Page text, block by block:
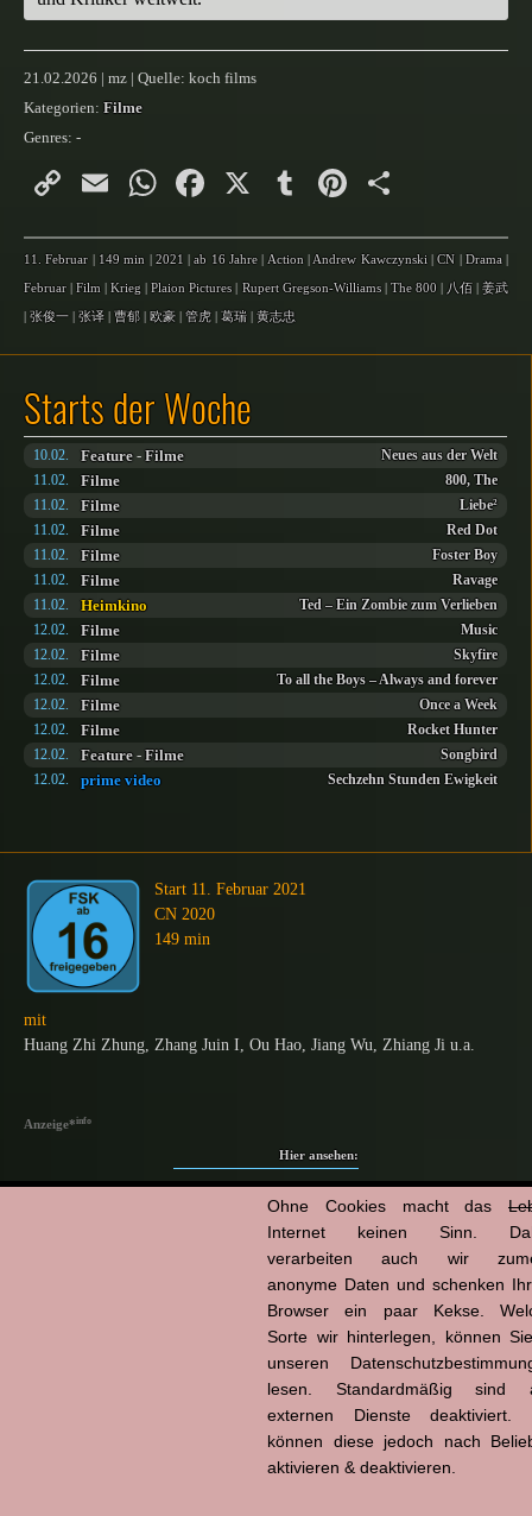
Starts der Woche
Neues aus der Welt
Feature - Filme
10.02.
800, The
Filme
11.02.
Liebe²
Filme
11.02.
Red Dot
Filme
11.02.
Foster Boy
Filme
11.02.
Ravage
Filme
11.02.
Ted – Ein Zombie zum Verlieben
Heimkino
11.02.
Music
Filme
12.02.
Skyfire
Filme
12.02.
To all the Boys – Always and forever
Filme
12.02.
Once a Week
Filme
12.02.
Rocket Hunter
Filme
12.02.
Songbird
Feature - Filme
12.02.
Sechzehn Stunden Ewigkeit
prime video
12.02.
21.02.2026 | mz | Quelle: koch films
Kategorien: Filme
Genres: -
CopyEmailWhatsApp
Facebook
X TumblrPinterest
11. Februar | 149 min | 2021 |ab 16 Jahre | Action|Andrew Kawczynski|CN | Drama |
Februar |Film |Krieg |Plaion Pictures| Rupert Gregson-Williams| The 800| 八佰|姜武
| 张俊一 | 张译 | 曹郁 | 欧豪 | 管虎 | 葛瑞 | 黄志忠
Start 11. Februar 2021
CN 2020
149 min
mit
Huang Zhi Zhung Zhang Juin I Ou Hao Jiang Wu Zhiang Ji u.a.
Anzeige*info
Hier ansehen:
prime video
Ohne Cookies macht das
Internet keinen Sinn.
verarbeiten auch wir
anonyme Daten und schenken
Browser ein paar Kekse.
Sorte wir hinterlegen, können
unseren
lesen. Standardmäßig sind
externen Dienste deaktiviert.
können diese jedoch nach
aktivieren & deaktivieren.